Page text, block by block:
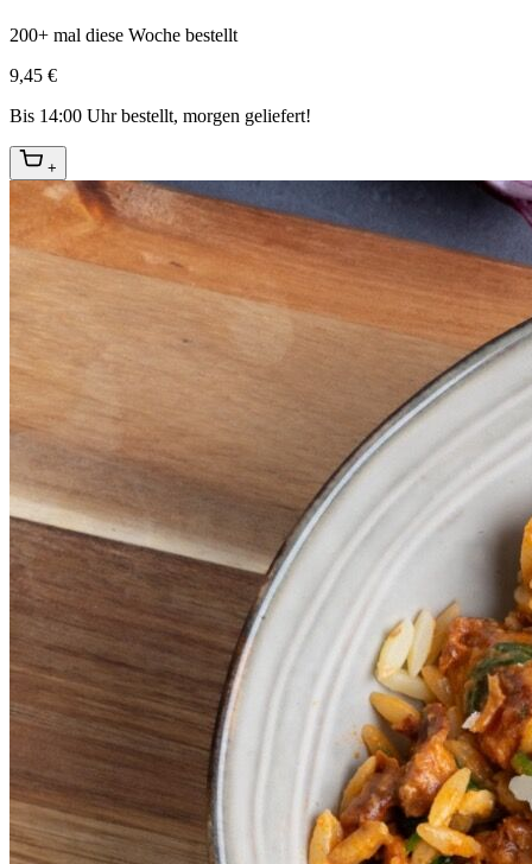
200+ mal diese Woche bestellt
9,45 €
Bis 14:00 Uhr bestellt, morgen geliefert!
+